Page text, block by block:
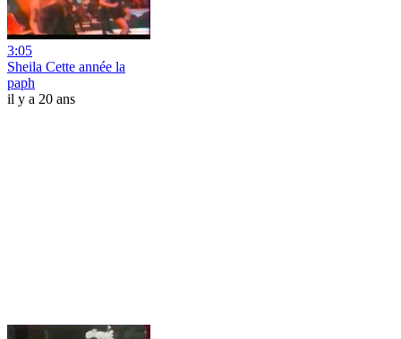
3:05
Sheila Cette année la
paph
il y a 20 ans